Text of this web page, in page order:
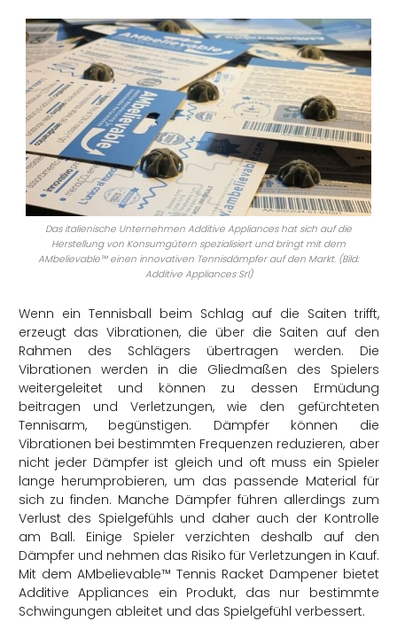
Das italienische Unternehmen Additive Appliances hat sich auf die
Herstellung von Konsumgütern spezialisiert und bringt mit dem
AMbelievable™ einen innovativen Tennisdämpfer auf den Markt. (Bild:
Additive Appliances Srl)
Wenn ein Tennisball beim Schlag auf die Saiten trifft,
erzeugt das Vibrationen, die über die Saiten auf den
Rahmen des Schlägers übertragen werden. Die
Vibrationen werden in die Gliedmaßen des Spielers
weitergeleitet und können zu dessen Ermüdung
beitragen und Verletzungen, wie den gefürchteten
Tennisarm, begünstigen. Dämpfer können die
Vibrationen bei bestimmten Frequenzen reduzieren, aber
nicht jeder Dämpfer ist gleich und oft muss ein Spieler
lange herumprobieren, um das passende Material für
sich zu finden. Manche Dämpfer führen allerdings zum
Verlust des Spielgefühls und daher auch der Kontrolle
am Ball. Einige Spieler verzichten deshalb auf den
Dämpfer und nehmen das Risiko für Verletzungen in Kauf.
Mit dem AMbelievable™ Tennis Racket Dampener bietet
Additive Appliances ein Produkt, das nur bestimmte
Schwingungen ableitet und das Spielgefühl verbessert.